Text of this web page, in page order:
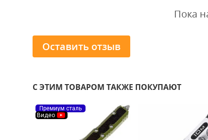
Пока
Оставить отзыв
С ЭТИМ ТОВАРОМ ТАКЖЕ ПОКУПАЮТ
Премиум сталь
Видео